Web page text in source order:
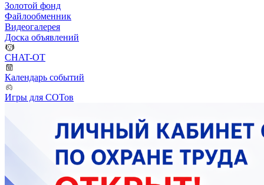
Золотой фонд
Файлообменник
Видеогалерея
Доска объявлений
CHAT-OT
Календарь событий
Игры для СОТов